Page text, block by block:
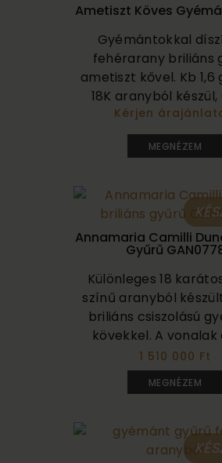
Ametiszt Köves
Gyémántokkal
fehérarany briliáns
ametiszt kővel. Kb 1,6
18K aranyból készül,
Kérjen
MEGNÉZEM
Annamaria Camilli
Gyűrű
Különleges 18
színű aranyból
briliáns csiszolású
kövekkel. A vonalak
1 510 000 Ft
MEGNÉZEM